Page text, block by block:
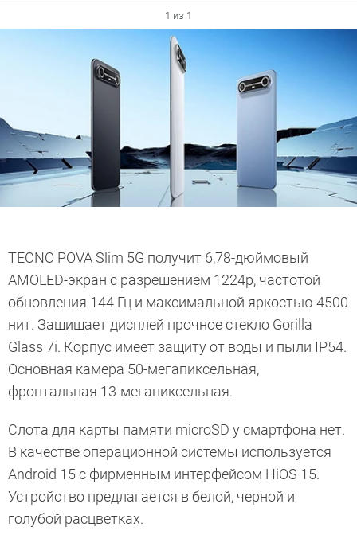
1 из 1
TECNO POVA Slim 5G получит 6,78-дюймовый
AMOLED-экран с разрешением 1224p, частотой
обновления 144 Гц и максимальной яркостью 4500
нит. Защищает дисплей прочное стекло Gorilla
Glass 7i. Корпус имеет защиту от воды и пыли IP54.
Основная камера 50-мегапиксельная,
фронтальная 13-мегапиксельная.
Слота для карты памяти microSD у смартфона нет.
В качестве операционной системы используется
Android 15 с фирменным интерфейсом HiOS 15.
Устройство предлагается в белой, черной и
голубой расцветках.